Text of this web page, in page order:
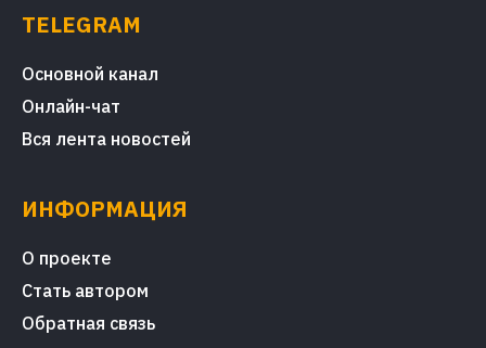
TELEGRAM
Основной канал
Онлайн-чат
Вся лента новостей
ИНФОРМАЦИЯ
О проекте
Стать автором
Обратная связь